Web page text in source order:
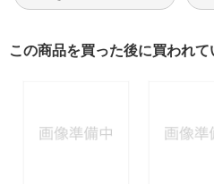
この商品を買った後に買われて